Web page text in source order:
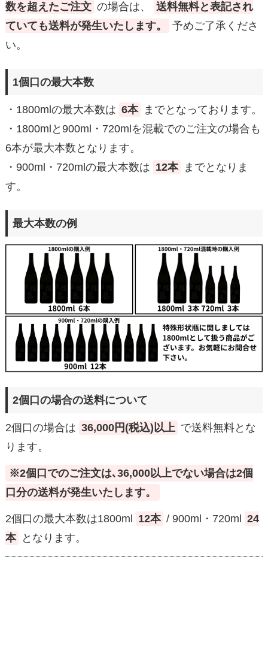
数を超えたご注文 の場合は、
送料無料と表記され
ていても送料が発生いたします。
予めご了承くださ
い。
1個口の最大本数
・1800mlの最大本数は 6本
までとなっております。
・1800mlと900ml・720mlを混載でのご注文の場合も
6本が最大本数となります。
・900ml・720mlの最大本数は 12本
までとなりま
す。
最大本数の例
2個口の場合の送料について
2個口の場合は 36,000円(税込)以上 で送料無料とな
ります。
※2個口でのご注文は､36,000以上でない場合は2個
口分の送料が発生いたします。
2個口の最大本数は1800ml 12本 / 900ml・720ml
24
本
となります。